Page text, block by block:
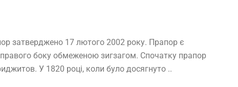
затверджено 17 лютого 2002 року. Прапор є
боку обмеженою зигзагом. Спочатку прапор
У 1820 році, коли було досягнуто ..